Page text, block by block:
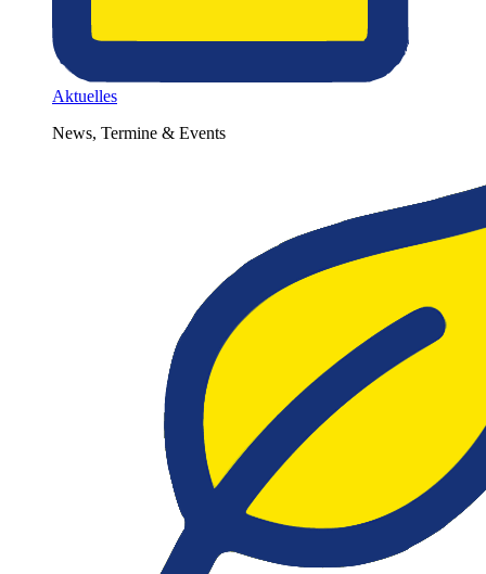
Aktuelles
News, Termine & Events